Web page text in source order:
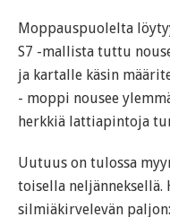
Moppauspuolelta
S7 -mallista tuttu
ja kartalle käsin
- moppi nousee
herkkiä lattiapintoja
Uutuus on tulossa
toisella neljänneksellä.
silmiäkirvelevän